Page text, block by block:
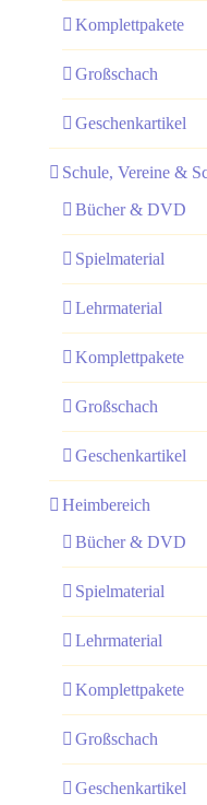
Komplettpakete
Großschach
Geschenkartikel
Schule, Vereine &
Bücher & DVD
Spielmaterial
Lehrmaterial
Komplettpakete
Großschach
Geschenkartikel
Heimbereich
Bücher & DVD
Spielmaterial
Lehrmaterial
Komplettpakete
Großschach
Geschenkartikel